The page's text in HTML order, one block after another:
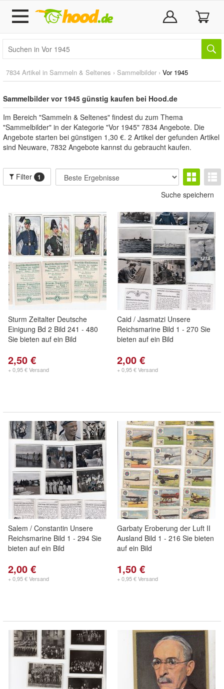
7834 Artikel in Sammeln & Seltenes › Sammelbilder › Vor 1945
Sammelbilder vor 1945 günstig kaufen bei Hood.de
Im Bereich "Sammeln & Seltenes" findest du zum Thema
"Sammelbilder" in der Kategorie "Vor 1945" 7834 Angebote. Die
Angebote starten bei günstigen 1,30 €. 2 Artikel der gefunden Artikel
sind Neuware, 7832 Angebote kannst du gebraucht kaufen.
Filter 1
Suche speichern
Sturm Zeitalter Deutsche
Einigung Bd 2 Bild 241 - 480
Sie bieten auf ein Bild
2,50 €
+ 0,95 € Versand
Caid / Jasmatzi Unsere
Reichsmarine Bild 1 - 270 Sie
bieten auf ein Bild
2,00 €
+ 0,95 € Versand
Salem / Constantin Unsere
Reichsmarine Bild 1 - 294 Sie
bieten auf ein Bild
2,00 €
+ 0,95 € Versand
Garbaty Eroberung der Luft II
Ausland Bild 1 - 216 Sie bieten
auf ein Bild
1,50 €
+ 0,95 € Versand